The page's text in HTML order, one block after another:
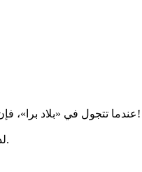
عندما تتجول في «بلاد برا»، فإن المعلومة الوحيدة البالغة الأهمية عنك لدى المضيف: هي جنسيتك!
لذا فأنت تحمل على كاهلك مسؤولية «سمعة» بلادك، وصورة شعبك.